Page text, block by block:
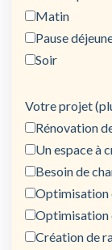
Matin
Pause
Soir
Votre projet
Rénovation
Un espace à
Besoin de
Optimisation
Optimisation
Création de